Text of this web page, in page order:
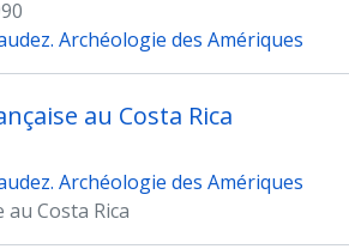
Archéologie des Amériques
au Costa Rica
Archéologie des Amériques
Costa Rica